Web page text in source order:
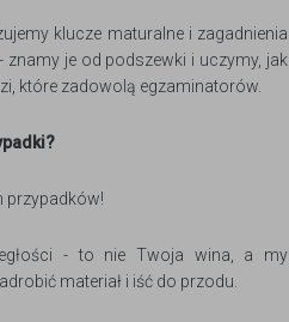
klucze maturalne i zagadnienia
znamy je od podszewki i uczymy, jak
które zadowolą egzaminatorów.
przypadków!
- to nie Twoja wina, a my
materiał i iść do przodu.